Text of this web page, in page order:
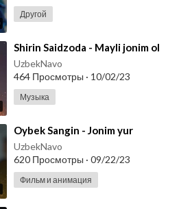
Другой
⁣Shirin Saidzoda - Mayli jonim ol
UzbekNavo
464 Просмотры · 10/02/23
Музыка
⁣Oybek Sangin - Jonim yur
UzbekNavo
620 Просмотры · 09/22/23
Фильм и анимация